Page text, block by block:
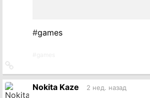
#games
на
источникNokita Kaze 2 нед. назад